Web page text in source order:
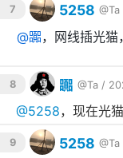
7 5258 @Ta
@嚻，网线插光猫
8 嚻 @Ta /
@5258，现在光
9 5258 @Ta